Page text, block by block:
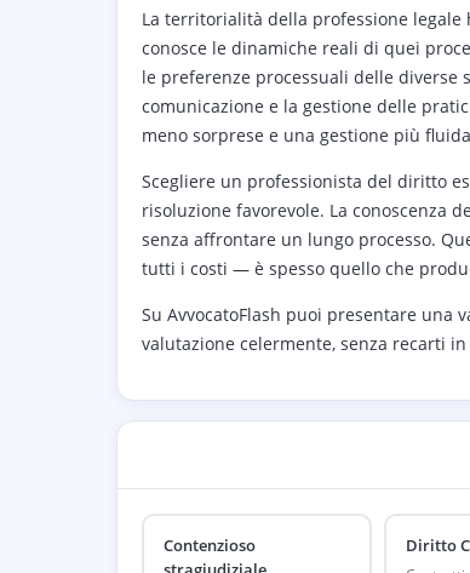
La territorialità della professione
conosce le dinamiche reali di quei
le preferenze processuali delle
comunicazione e la gestione delle
meno sorprese e una gestione più
Scegliere un professionista del diritto
risoluzione favorevole. La conoscenza
senza affrontare un lungo processo.
tutti i costi — è spesso quello che
Su AvvocatoFlash puoi presentare
valutazione celermente, senza recarti
Contenzioso
Diritto